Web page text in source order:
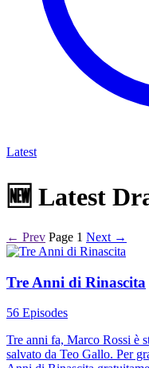
Latest
🆕 Latest
← Prev Page 1 Next →
Tre Anni di Rinascita
56 Episodes
Tre anni fa, Marco Rossi è
salvato da Teo Gallo. Per